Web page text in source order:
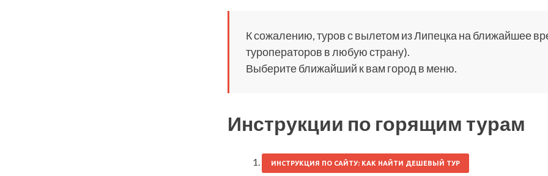
К сожалению, туров с вылетом из Липецка на ближайшее
туроператоров в любую страну).
Выберите ближайший к вам город в меню.
Инструкции по горящим турам
ИНСТРУКЦИЯ ПО САЙТУ: КАК НАЙТИ ДЕШЕВЫЙ ТУР